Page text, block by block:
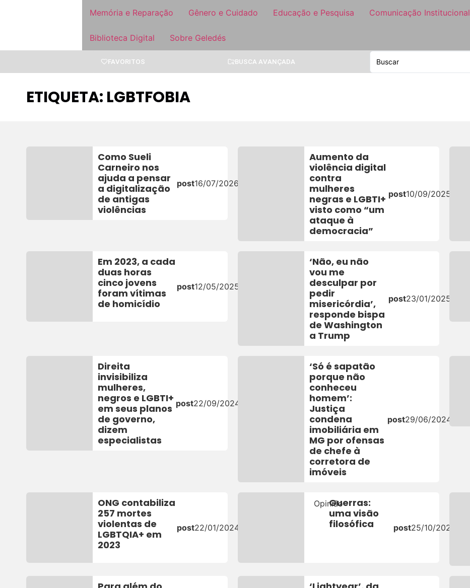
Memória e Reparação Gênero e Cuidado Educação e Pesquisa Comunicação Institucional
Biblioteca Digital Sobre Geledés
FAVORITOS BUSCA AVANÇADA
ETIQUETA: LGBTFOBIA
Como Sueli
Carneiro nos
ajuda a pensar
a digitalização
de antigas
violências
post16/07/2026
Aumento da
violência digital
contra
mulheres
negras e LGBTI+
visto como “um
ataque à
democracia”
post10/09/2025
Em 2023, a cada
duas horas
cinco jovens
foram vítimas
de homicídio
post12/05/2025
‘Não, eu não
vou me
desculpar por
pedir
misericórdia’,
responde bispa
de Washington
a Trump
post23/01/2025
Direita
invisibiliza
mulheres,
negros e LGBTI+
em seus planos
de governo,
dizem
especialistas
post22/09/2024
‘Só é sapatão
porque não
conheceu
homem’:
Justiça
condena
imobiliária em
MG por ofensas
de chefe à
corretora de
imóveis
post29/06/2024
ONG contabiliza
257 mortes
violentas de
LGBTQIA+ em
2023
post22/01/2024
OpiniãoGuerras:
uma visão
filosófica
post25/10/2023